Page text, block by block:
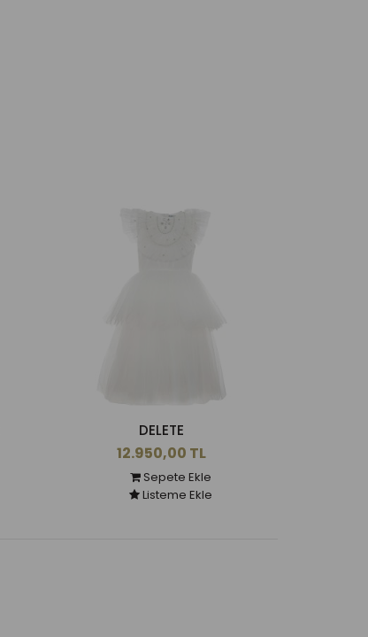
DELETE
12.950,00 TL
Sepete Ekle
Listeme Ekle